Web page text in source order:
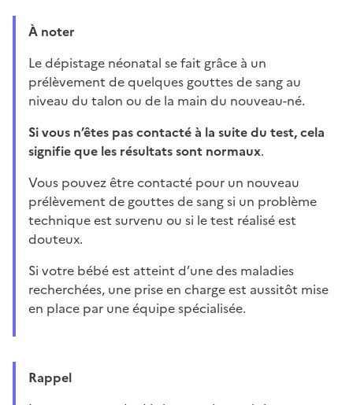
À noter
Le dépistage néonatal se fait grâce à un
prélèvement de quelques gouttes de sang au
niveau du talon ou de la main du nouveau-né.
Si vous n’êtes pas contacté à la suite du test, cela
signifie que les résultats sont normaux.
Vous pouvez être contacté pour un nouveau
prélèvement de gouttes de sang si un problème
technique est survenu ou si le test réalisé est
douteux.
Si votre bébé est atteint d’une des maladies
recherchées, une prise en charge est aussitôt mise
en place par une équipe spécialisée.
Rappel